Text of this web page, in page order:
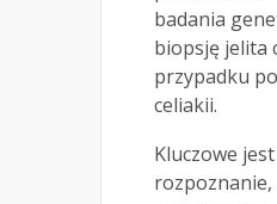
badania
biopsję jelita
przypadku
celiakii.
Kluczowe